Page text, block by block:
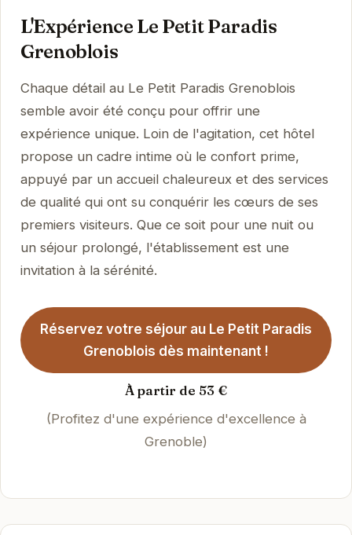
L'Expérience Le Petit Paradis
Grenoblois
Chaque détail au Le Petit Paradis Grenoblois
semble avoir été conçu pour offrir une
expérience unique. Loin de l'agitation, cet hôtel
propose un cadre intime où le confort prime,
appuyé par un accueil chaleureux et des services
de qualité qui ont su conquérir les cœurs de ses
premiers visiteurs. Que ce soit pour une nuit ou
un séjour prolongé, l'établissement est une
invitation à la sérénité.
Réservez votre séjour au Le Petit Paradis
Grenoblois dès maintenant !
À partir de 53 €
(Profitez d'une expérience d'excellence à
Grenoble)